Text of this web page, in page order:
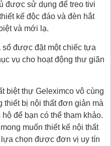
được sử dụng để treo tivi
kế độc đáo và đèn hắt
và mới lạ.
được đặt một chiếc tựa
vụ cho hoạt động thư giãn
biệt thự Geleximco vô cùng
thiết bị nội thất đơn giản mà
để bạn có thể tham khảo.
muốn thiết kế nội thất
chọn được đơn vị uy tín